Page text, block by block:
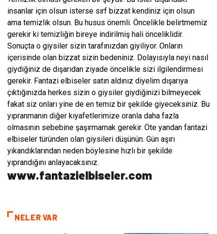
insanlar için olsun isterse sırf bizzat kendiniz için olsun
ama temizlik olsun. Bu husus önemli. Öncelikle belirtmemiz
gerekir ki temizliğin bireye indirilmiş hali önceliklidir.
Sonuçta o giysiler sizin tarafınızdan giyiliyor. Onların
içerisinde olan bizzat sizin bedeniniz. Dolayısıyla neyi nasıl
giydiğiniz de dışarıdan ziyade öncelikle sizi ilgilendirmesi
gerekir. Fantazi elbiseler satın aldınız diyelim dışarıya
çıktığınızda herkes sizin o giysiler giydiğinizi bilmeyecek
fakat siz onları yine de en temiz bir şekilde giyeceksiniz. Bu
yıpranmanın diğer kıyafetlerimize oranla daha fazla
olmasının sebebine şaşırmamak gerekir. Öte yandan fantazi
elbiseler türünden olan giysileri düşünün. Gün aşırı
yıkandıklarından neden böylesine hızlı bir şekilde
yıprandığını anlayacaksınız.
www.fantazielbiseler.com
NELER VAR